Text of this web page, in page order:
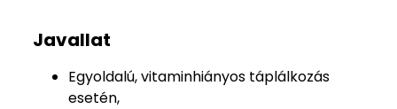
Javallat
Egyoldalú, vitaminhiányos táplálkozás
esetén,